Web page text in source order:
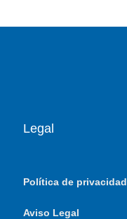
Legal
Política de privacidad
Aviso Legal